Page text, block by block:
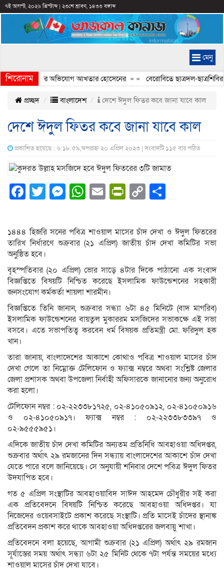
৭ই আগস্ট, ২০২৬ খ্রিস্টাব্দ| ২৩শে শ্রাবণ, ১৪৩৩ বঙ্গাব্দ
মেনু
শিরোনামবিকৃত করার অভিযোগ আখতার হোসেনের» « বেরোবিতে ছাত্রদল-
প্রচ্ছদ বাংলাদেশ দেশে ঈদুল ফিতর কবে জানা যাবে কাল
দেশে ঈদুল ফিতর কবে জানা যাবে কাল
প্রকাশিত হয়েছে : ৬:১৮:৫৯,অপরাহ্ন ২০ এপ্রিল ২০২৩ | সংবাদটি ১১৫ বার পঠিত
Facebook
Twitter
Messenger
WhatsApp
EmailPrintFriendly
Copy
১৪৪৪ হিজরি সনের পবিত্র শাওয়াল মাসের চাঁদ দেখা ও ঈদুল ফিতরের
তারিখ নির্ধারণে শুক্রবার (২১ এপ্রিল) জাতীয় চাঁদ দেখা কমিটির সভা
অনুষ্ঠিত হবে।
বৃহস্পতিবার (২০ এপ্রিল) ভোর সাড়ে ৪টার দিকে পাঠানো এক সংবাদ
বিজ্ঞপ্তিতে বিষয়টি নিশ্চিত করেছে ইসলামিক ফাউন্ডেশনের সহকারী
জনসংযোগ কর্মকর্তা শায়লা শারমীন।
বিজ্ঞপ্তিতে তিনি জানান, শুক্রবার সন্ধ্যা ৬টা ৪৫ মিনিটে (বাদ মাগরিব)
ইসলামিক ফাউন্ডেশনের বায়তুল মুকাররম মসজিদের সভাকক্ষে এই সভা
বসবে। এতে সভাপতিত্ব করবেন ধর্ম বিষয়ক প্রতিমন্ত্রী মো. ফরিদুল হক
খান।
তারা জানায়, বাংলাদেশের আকাশে কোথাও পবিত্র শাওয়াল মাসের চাঁদ
দেখা গেলে তা নিম্নোক্ত টেলিফোন ও ফ্যাক্স নম্বরে অথবা সংশ্লিষ্ট জেলার
জেলা প্রশাসক অথবা উপজেলা নির্বাহী অফিসারকে জানানোর জন্য অনুরোধ
করা হলো।
টেলিফোন নম্বর : ০২-২২৩৩৮১৭২৫, ০২-৪১০৫০৯১২, ০২-৪১০৫০৯১৬
ও ০২-৪১০৫০৯১৭। ফ্যাক্স নম্বর : ০২-২২৩৩৮৩৩৯৭ ও
০২-৯৫৫৫৯৫১।
এদিকে জাতীয় চাঁদ দেখা কমিটির অন্যতম প্রতিনিধি আবহাওয়া অধিদপ্তর,
শুক্রবার অর্থাৎ ২৯ রমজানের দিন সন্ধ্যায় বাংলাদেশের আকাশে চাঁদ দেখা
যেতে পারে বলে জানিয়েছে। সে অনুযায়ী শনিবার দেশে পবিত্র ঈদুল ফিতর
উদযাপিত হবে।
গত ৫ এপ্রিল সংস্থাটির আবহাওয়াবিদ সাঈদ আহমেদ চৌধুরীর সই করা
এক প্রতিবেদনে বিষয়টি নিশ্চিত করেছে আবহাওয়া অধিদপ্তর। যা
নিজেদের ওয়েবসাইটে প্রকাশ করেছে সংস্থাটি। প্রতি মাসেই চাঁদের স্থানাঙ্ক
প্রতিবেদন প্রকাশ করে থাকে আবহাওয়া অধিদপ্তরের জলবায়ু শাখা।
প্রতিবেদনে বলা হয়েছে, আগামী শুক্রবার (২১ এপ্রিল) অর্থাৎ ২৯ রমজান
সূর্যাস্তের সময় অর্থাৎ সন্ধ্যা ৬টা ২৫ মিনিট থেকে ৭টা পর্যন্ত সময়ের মধ্যে
শাওয়াল মাসের চাঁদ দেখা যাবে।